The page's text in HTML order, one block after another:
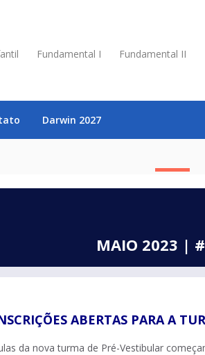
Fundamental I Fundamental II
Darwin 2027
MAIO 2023 |
ABERTAS PARA A
da nova turma de Pré-Vestibular